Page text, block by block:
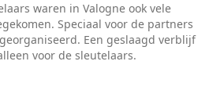
waren in Valogne ook vele
Speciaal voor de partners
Een geslaagd verblijf
voor de sleutelaars.